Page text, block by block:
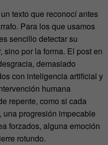
texto que reconocí antes
Para los que usamos
sencillo detectar su
sino por la forma. El post en
demasiado
con inteligencia artificial y
humana
repente, como si cada
progresión impecable
forzados, alguna emoción
rotundo.